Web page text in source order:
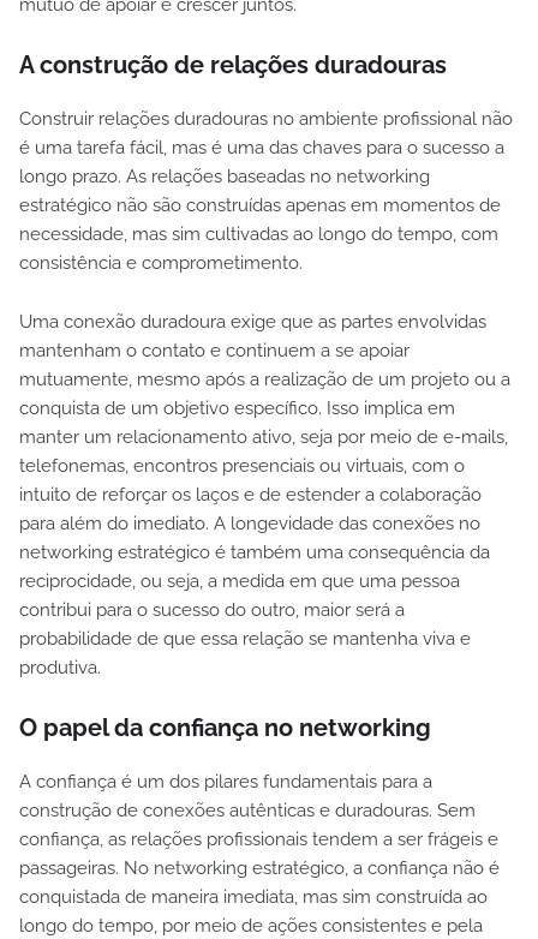
mútuo de apoiar e crescer juntos.
A construção de relações duradouras
Construir relações duradouras no ambiente profissional não
é uma tarefa fácil, mas é uma das chaves para o sucesso a
longo prazo. As relações baseadas no networking
estratégico não são construídas apenas em momentos de
necessidade, mas sim cultivadas ao longo do tempo, com
consistência e comprometimento.
Uma conexão duradoura exige que as partes envolvidas
mantenham o contato e continuem a se apoiar
mutuamente, mesmo após a realização de um projeto ou a
conquista de um objetivo específico. Isso implica em
manter um relacionamento ativo, seja por meio de e-mails,
telefonemas, encontros presenciais ou virtuais, com o
intuito de reforçar os laços e de estender a colaboração
para além do imediato. A longevidade das conexões no
networking estratégico é também uma consequência da
reciprocidade, ou seja, a medida em que uma pessoa
contribui para o sucesso do outro, maior será a
probabilidade de que essa relação se mantenha viva e
produtiva.
O papel da confiança no networking
A confiança é um dos pilares fundamentais para a
construção de conexões autênticas e duradouras. Sem
confiança, as relações profissionais tendem a ser frágeis e
passageiras. No networking estratégico, a confiança não é
conquistada de maneira imediata, mas sim construída ao
longo do tempo, por meio de ações consistentes e pela